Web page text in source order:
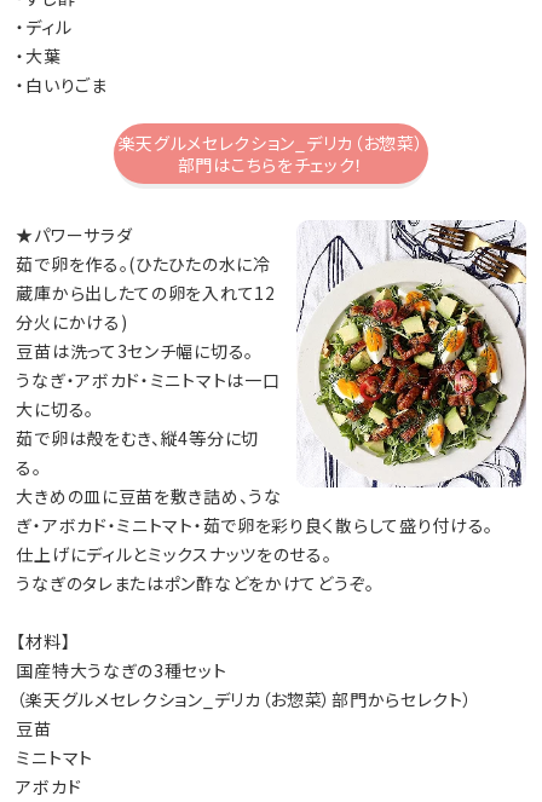
・ディル
・大葉
・白いりごま
楽天グルメセレクション_デリカ（お惣菜）
部門はこちらをチェック！
★パワーサラダ
茹で卵を作る。(ひたひたの水に冷
蔵庫から出したての卵を入れて12
分火にかける)
豆苗は洗って3センチ幅に切る。
うなぎ・アボカド・ミニトマトは一口
大に切る。
茹で卵は殻をむき、縦4等分に切
る。
大きめの皿に豆苗を敷き詰め、うな
ぎ・アボカド・ミニトマト・茹で卵を彩り良く散らして盛り付ける。
仕上げにディルとミックスナッツをのせる。
うなぎのタレまたはポン酢などをかけてどうぞ。
【材料】
国産特大うなぎの3種セット
（楽天グルメセレクション_デリカ（お惣菜）部門からセレクト）
豆苗
ミニトマト
アボカド